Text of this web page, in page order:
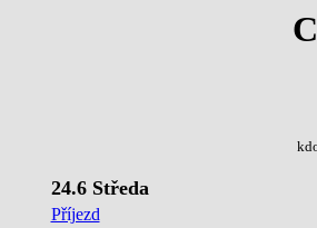
24.6 Středa
Příjezd